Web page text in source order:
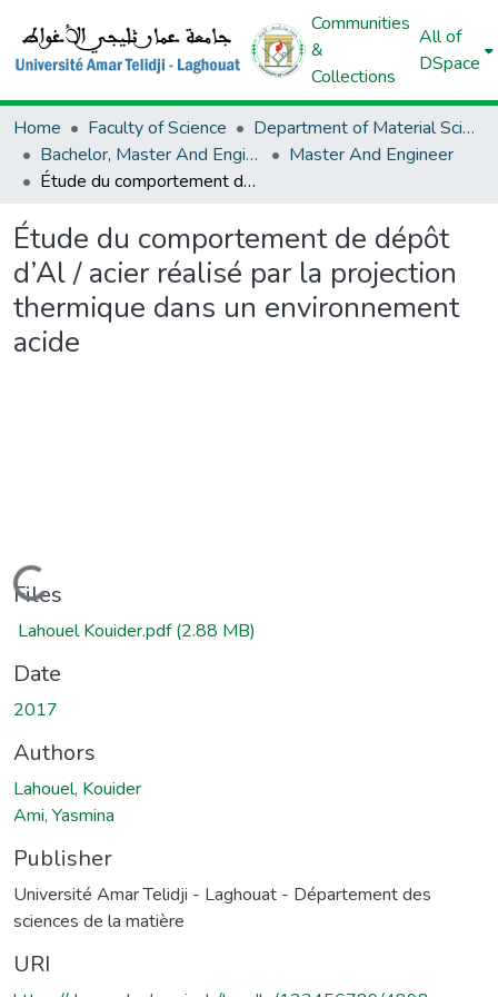
Communities
&
Collections
All of
DSpace
Home Faculty of Science
Department of Material Sciences
Bachelor, Master And Engineer (Material Sciences)
Master And Engineer
Étude du comportement de dépôt d’Al / acier réalisé par la projection thermique dans un environnement acide
Étude du comportement de dépôt
d’Al / acier réalisé par la projection
thermique dans un environnement
acide
Loading...
Files
Lahouel Kouider.pdf(2.88 MB)
Date
2017
Authors
Lahouel, Kouider
Ami, Yasmina
Publisher
Université Amar Telidji - Laghouat - Département des
sciences de la matière
URI